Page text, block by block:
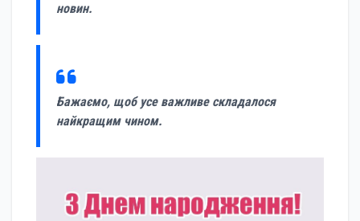
новин.
Бажаємо, щоб усе важливе складалося
найкращим чином.